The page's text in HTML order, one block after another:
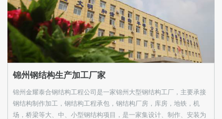
锦州钢结构生产加工厂家
锦州金耀泰合钢结构工程公司是一家锦州大型钢结构工厂，主要承接
钢结构制作加工，钢结构工程承包，钢结构厂房，库房，地铁，机
场，桥梁等大、中、小型钢结构项目，是一家集设计、制作、安装为